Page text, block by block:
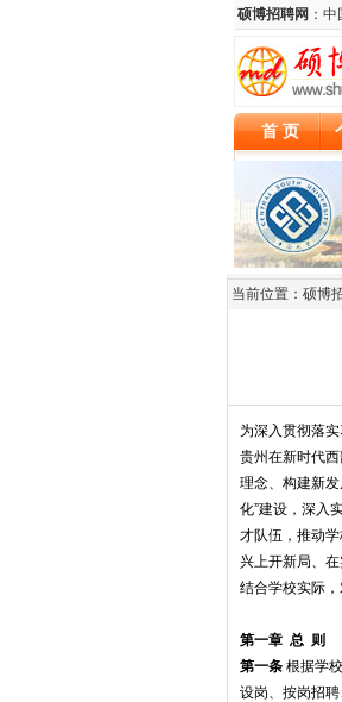
当前位置：硕博
为深入贯彻落
贵州在新时代
理念、构建新发
化”建设，深入
才队伍，推动
兴上开新局、
结合学校实际
第一章 总 则
第一条 根据学
设岗、按岗招